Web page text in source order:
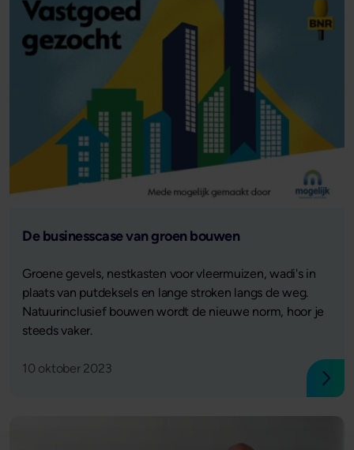
Lees verder
De businesscase van groen bouwen
Groene gevels, nestkasten voor vleermuizen, wadi's in
plaats van putdeksels en lange stroken langs de weg.
Natuurinclusief bouwen wordt de nieuwe norm, hoor je
steeds vaker.
10 oktober 2023